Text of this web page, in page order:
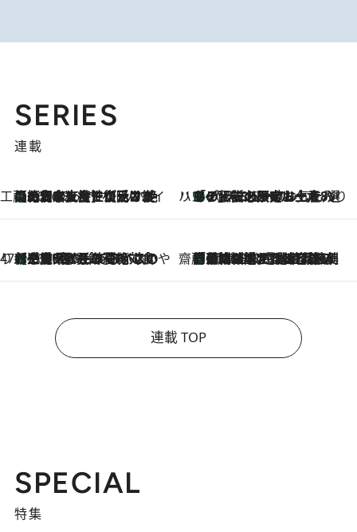
SERIES
連載
工藤まやのおもてなしハワイ
2026.8.6
【ハワイ土産】ローカルの絶大な支持で復活！ 絶品の幻クッキー《元ファンの日本人女性が受け継いだ名店》 ハワイ賢者 リサのお気に入りリスト2026.8.6
あの伝説の限定トートも！ リニューアルした「ディーン＆デルーカ ハワイ」で必須のお土産8選
47都道府県の手みやげ ひんやりスイーツで夏を満喫
2026.8.6
【三重県】この夏絶対食べたい 冷やしておいしいおやつ3選 お餅×アイスの新感覚スイーツ 齋藤 薫 美容脳ルネサンス
2026.8.6
「荷物が増えるほど旅ストレスは増す」美容ジャーナリストがたどり着いた最終結論。“化粧品を劇的に減らす”感動の凝縮美容とは
連載 TOP
SPECIAL
特集